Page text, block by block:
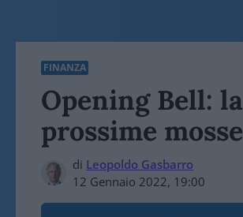
FINANZA
Opening Bell:
prossime
di Leopoldo Gasbarro
12 Gennaio 2022, 19:00